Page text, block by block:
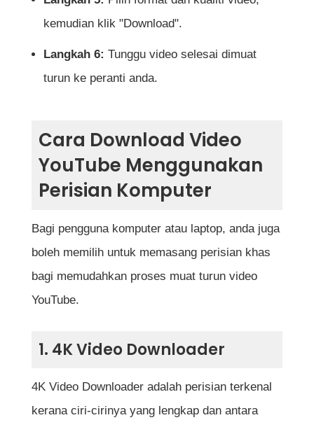
kemudian klik "Download".
Langkah 6: Tunggu video selesai dimuat
turun ke peranti anda.
Cara Download Video
YouTube Menggunakan
Perisian Komputer
Bagi pengguna komputer atau laptop, anda juga
boleh memilih untuk memasang perisian khas
bagi memudahkan proses muat turun video
YouTube.
1. 4K Video Downloader
4K Video Downloader adalah perisian terkenal
kerana ciri-cirinya yang lengkap dan antara